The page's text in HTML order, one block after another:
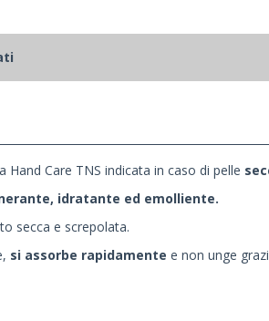
Hand Care TNS indicata in caso di pelle
idratante ed emolliente.
secca e screpolata.
si assorbe rapidamente e non unge